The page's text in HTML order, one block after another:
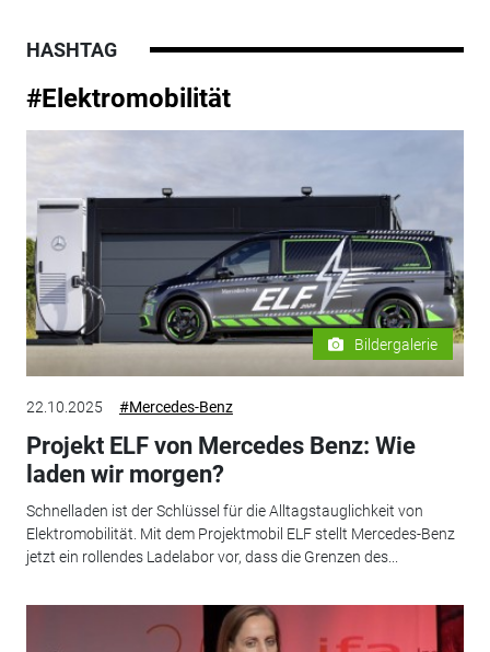
HASHTAG
#Elektromobilität
Bildergalerie
22.10.2025 #Mercedes-Benz
Projekt ELF von Mercedes Benz: Wie
laden wir morgen?
Schnelladen ist der Schlüssel für die Alltagstauglichkeit von
Elektromobilität. Mit dem Projektmobil ELF stellt Mercedes-Benz
jetzt ein rollendes Ladelabor vor, dass die Grenzen des...